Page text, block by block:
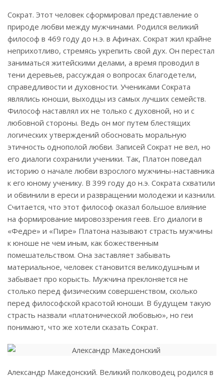
Сократ. Этот человек сформировал представление о
природе любви между мужчинами. Родился великий
философ в 469 году до н.э. в Афинах. Сократ жил крайне
неприхотливо, стремясь укрепить свой дух. Он перестал
заниматься житейскими делами, а время проводил в
тени деревьев, рассуждая о вопросах благодетели,
справедливости и духовности. Учениками Сократа
являлись юноши, выходцы из самых лучших семейств.
Философ наставлял их не только с духовной, но и с
любовной стороны. Ведь он мог путем блестящих
логических утверждений обосновать моральную
этичность однополой любви. Записей Сократ не вел, но
его диалоги сохранили ученики. Так, Платон поведал
историю о начале любви взрослого мужчины-наставника
к его юному ученику. В 399 году до н.э. Сократа схватили
и обвинили в ереси и развращении молодежи и казнили.
Считается, что этот философ оказал большое влияние
на формирование мировоззрения геев. Его диалоги в
«Федре» и «Пире» Платона называют страсть мужчины
к юноше не чем иным, как божественным
помешательством. Она заставляет забывать
материальное, человек становится великодушным и
забывает про корысть. Мужчина преклоняется не
столько перед физическим совершенством, сколько
перед философской красотой юноши. В будущем такую
страсть назвали «платонической любовью», но геи
понимают, что же хотели сказать Сократ.
Александр Македонский. Великий полководец родился в